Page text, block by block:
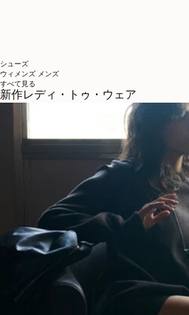
シューズ
ウィメンズ メンズ
すべて見る
新作レディ・トゥ・ウェア